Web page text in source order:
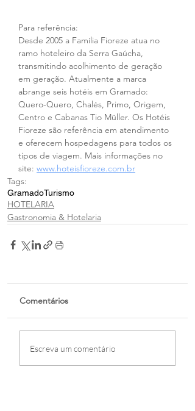
Para referência:
Desde 2005 a Família Fioreze atua no
ramo hoteleiro da Serra Gaúcha,
transmitindo acolhimento de geração
em geração. Atualmente a marca
abrange seis hotéis em Gramado:
Quero-Quero, Chalés, Primo, Origem,
Centro e Cabanas Tio Müller. Os Hotéis
Fioreze são referência em atendimento
e oferecem hospedagens para todos os
tipos de viagem. Mais informações no
site: www.hoteisfioreze.com.br
Tags:
GramadoTurismo
HOTELARIA
Gastronomia & Hotelaria
Comentários
Escreva um comentário